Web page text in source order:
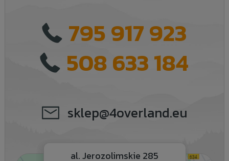
795 917 923
508 633 184
sklep@4overland.eu
al. Jerozolimskie 285